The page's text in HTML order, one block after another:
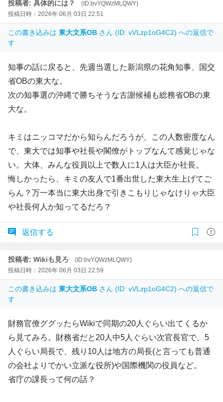
投稿者: 具体的には？
(ID:bvYQWzMLQWY)
投稿日時：2026年 06月 03日 22:51
この書き込みは 東大文系OB さん (ID: vVLzp1oG4C2) への返信で
す
知事の話に戻ると、先週当選した新潟県の花角知事、国交
省OBの東大な。
次の知事選の沖縄で勝ちそうな古謝候補も総務省OBの東
大な。
キミはニッコマだから知らんだろうが、この人数密度なん
で、東大では知事や社長や閣僚がトップなんて感覚じゃな
い。大体、みんな役員以上で数人に1人は大臣か社長。
悔しかったら、キミの友人で1番出世した東大生上げてご
らん？万一本当に東大出身で引きこもりじゃなけりゃ大臣
や社長何人か知ってるだろ？
返信する
投稿者: Wikiも見ろ
(ID:bvYQWzMLQWY)
投稿日時：2026年 06月 03日 22:59
この書き込みは 東大文系OB さん (ID: vVLzp1oG4C2) への返信で
す
財務官僚ググッたらWikiで同期の20人ぐらい出てくるか
ら見てみろ。財務省だと20人中5人ぐらい次官長官で、5
人ぐらい局長で、残り10人は地方の局長(と言っても普通
の会社よりでかい立派な役所)や国際機関の役員など。
省庁の課長って何の話？